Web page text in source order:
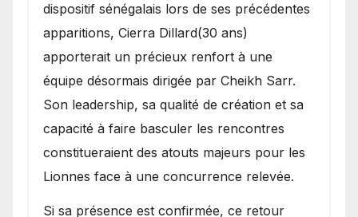
dispositif sénégalais lors de ses précédentes
apparitions, Cierra Dillard(30 ans)
apporterait un précieux renfort à une
équipe désormais dirigée par Cheikh Sarr.
Son leadership, sa qualité de création et sa
capacité à faire basculer les rencontres
constitueraient des atouts majeurs pour les
Lionnes face à une concurrence relevée.
Si sa présence est confirmée, ce retour